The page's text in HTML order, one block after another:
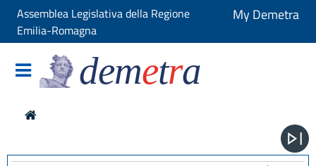
Assemblea Legislativa della Regione
Emilia-Romagna
My Demetra
demetra